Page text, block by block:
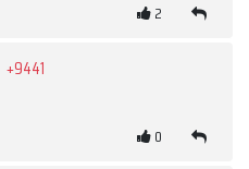
2
+9441
0